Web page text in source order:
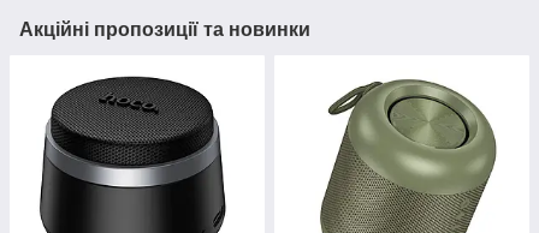
Акційні пропозиції та новинки